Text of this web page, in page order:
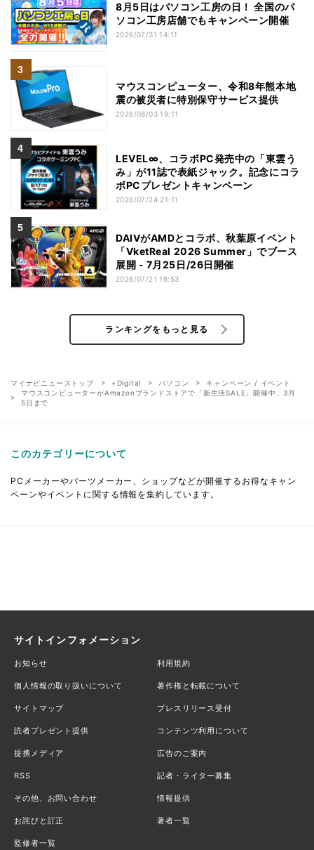
8月5日はパソコン工房の日！ 全国のパ
ソコン工房店舗でもキャンペーン開催
2026/07/31 14:11
マウスコンピューター、令和8年熊本地
震の被災者に特別保守サービス提供
2026/08/03 19:11
LEVEL∞、コラボPC発売中の「東雲う
み」が11誌で表紙ジャック。記念にコラ
ボPCプレゼントキャンペーン
2026/07/24 21:11
DAIVがAMDとコラボ、秋葉原イベント
「VketReal 2026 Summer」でブース
展開 - 7月25日/26日開催
2026/07/21 18:53
ランキングをもっと見る
マイナビニューストップ +Digital パソコン
キャンペーン / イベント
マウスコンピューターがAmazonブランドストアで「新生活SALE」開催中、3月
5日まで
このカテゴリーについて
PCメーカーやパーツメーカー、ショップなどが開催するお得なキャン
ペーンやイベントに関する情報を集約しています。
サイトインフォメーション
お知らせ 利用規約
個人情報の取り扱いについて 著作権と転載について
サイトマップ プレスリリース受付
読者プレゼント提供 コンテンツ利用について
提携メディア 広告のご案内
RSS 記者・ライター募集
その他、お問い合わせ 情報提供
お詫びと訂正 著者一覧
監修者一覧